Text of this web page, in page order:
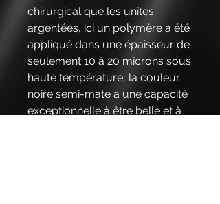
chirurgical que les unités
argentées, ici un polymère a été
appliqué dans une épaisseur de
seulement 10 à 20 microns sous
haute température, la couleur
noire semi-mate a une capacité
exceptionnelle à être belle et à